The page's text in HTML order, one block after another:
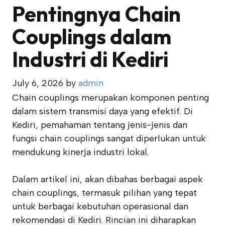
Pentingnya Chain
Couplings dalam
Industri di Kediri
July 6, 2026 by admin
Chain couplings merupakan komponen penting
dalam sistem transmisi daya yang efektif. Di
Kediri, pemahaman tentang jenis-jenis dan
fungsi chain couplings sangat diperlukan untuk
mendukung kinerja industri lokal.
Dalam artikel ini, akan dibahas berbagai aspek
chain couplings, termasuk pilihan yang tepat
untuk berbagai kebutuhan operasional dan
rekomendasi di Kediri. Rincian ini diharapkan